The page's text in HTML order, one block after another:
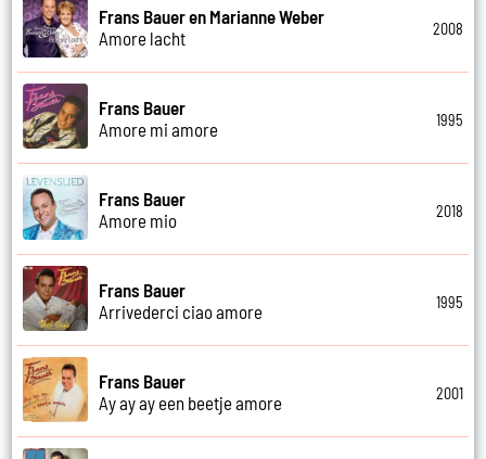
Frans Bauer en Marianne Weber
Amore lacht
2008
Frans Bauer
Amore mi amore
1995
Frans Bauer
Amore mio
2018
Frans Bauer
Arrivederci ciao amore
1995
Frans Bauer
Ay ay ay een beetje amore
2001